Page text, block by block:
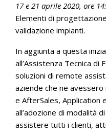
17 e 21 aprile 2020, ore
Elementi di
validazione impianti.
In aggiunta a questa
all’Assistenza Tecnica di
soluzioni di remote
aziende che ne
e AfterSales, Application
all’adozione di modalità
assistere tutti i clienti,